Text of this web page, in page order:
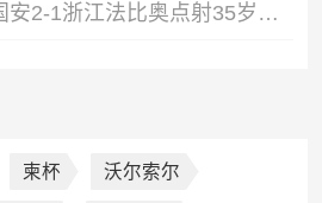
近三轮首胜！国安2-1浙江法比奥点射35岁张稀哲制胜王钰栋送助攻
柬杯 沃尔索尔